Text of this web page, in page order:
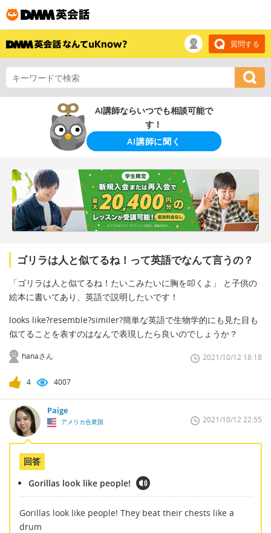
質問する
AI講師ならいつでも相談可能で
す！
AI講師に聞く
ゴリラは人と似てるね！って英語でなんて言うの？
「ゴリラは人と似てるね！たいこみたいに胸を叩くよ」 と子供の
絵本に書いてあり、英語で説明したいです！
looks like?resemble?similer?簡単な英語で生物学的にも見た目も
似てることを表すのはなんで表現したら良いのでしょうか？
hanaさん 2021/10/12 18:18
4 4007
Paige
アメリカ合衆国 2021/10/12 22:55
回答
Gorillas look like people!
Gorillas look like people! They beat their chests like a
drum